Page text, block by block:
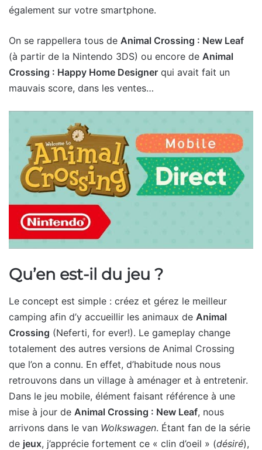
également sur votre smartphone.
On se rappellera tous de Animal Crossing : New Leaf
(à partir de la Nintendo 3DS) ou encore de Animal
Crossing : Happy Home Designer qui avait fait un
mauvais score, dans les ventes…
Qu’en est-il du jeu ?
Le concept est simple : créez et gérez le meilleur
camping afin d’y accueillir les animaux de Animal
Crossing (Neferti, for ever!). Le gameplay change
totalement des autres versions de Animal Crossing
que l’on a connu. En effet, d’habitude nous nous
retrouvons dans un village à aménager et à entretenir.
Dans le jeu mobile, élément faisant référence à une
mise à jour de Animal Crossing : New Leaf, nous
arrivons dans le van Wolkswagen. Étant fan de la série
de jeux, j’apprécie fortement ce « clin d’oeil » (désiré),